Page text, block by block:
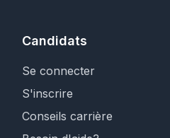
Candidats
Se connecter
S'inscrire
Conseils carrière